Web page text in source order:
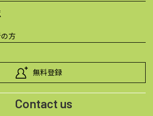
方
無料登録
Contact us